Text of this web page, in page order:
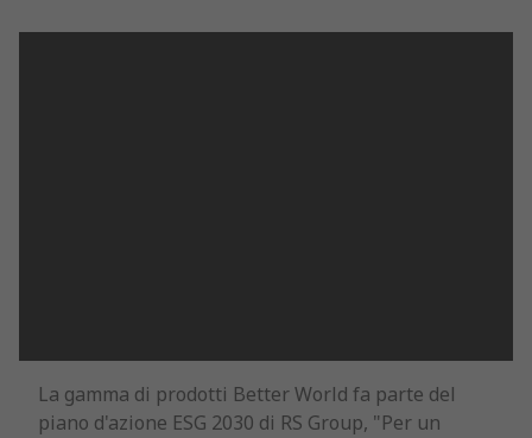
La gamma di prodotti Better World fa parte del
piano d'azione ESG 2030 di RS Group, "Per un